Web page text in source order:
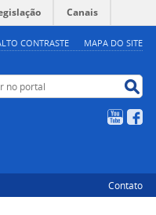
CONTRASTE MAPA DO SITE
Canais
portal
YouTube
Contato